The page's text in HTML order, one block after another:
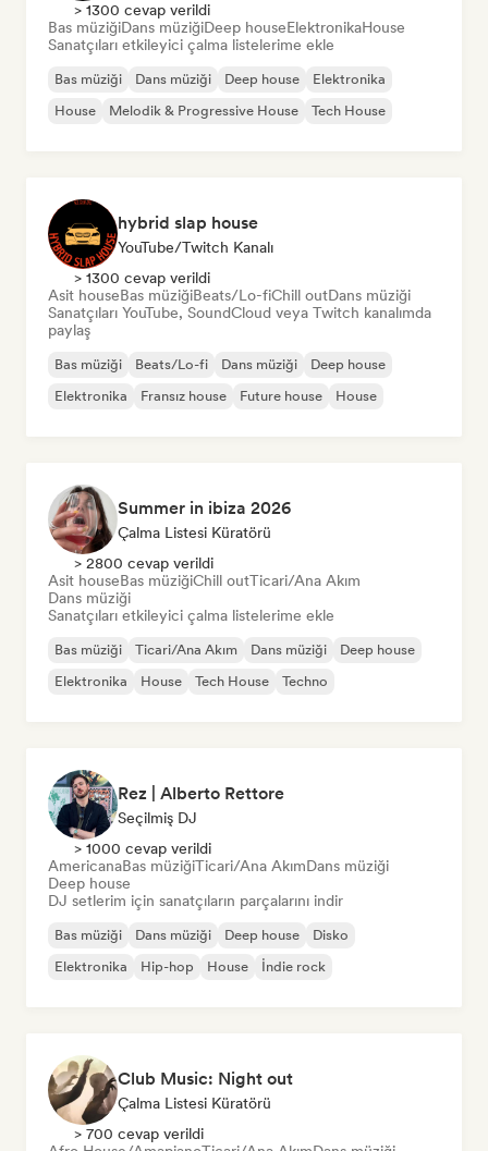
> 1300 cevap verildi
Bas müziğiDans müziğiDeep houseElektronikaHouse
Sanatçıları etkileyici çalma listelerime ekle
Bas müziği Dans müziği Deep house
Elektronika
House
Melodik & Progressive House Tech House
hybrid slap house
YouTube/Twitch Kanalı
> 1300 cevap verildi
Asit houseBas müziğiBeats/Lo-fiChill outDans müziği
Sanatçıları YouTube, SoundCloud veya Twitch kanalımda
paylaş
Bas müziği Beats/Lo-fi Dans müziği
Deep house
Elektronika
Fransız house Future house House
Summer in ibiza 2026
Çalma Listesi Küratörü
> 2800 cevap verildi
Asit houseBas müziğiChill outTicari/Ana Akım
Dans müziği
Sanatçıları etkileyici çalma listelerime ekle
Bas müziği Ticari/Ana Akım Dans müziği
Deep house
Elektronika
House Tech House Techno
Rez | Alberto Rettore
Seçilmiş DJ
> 1000 cevap verildi
AmericanaBas müziğiTicari/Ana AkımDans müziği
Deep house
DJ setlerim için sanatçıların parçalarını indir
Bas müziği Dans müziği Deep house
Disko
Elektronika
Hip-hop House İndie rock
Club Music: Night out
Çalma Listesi Küratörü
> 700 cevap verildi